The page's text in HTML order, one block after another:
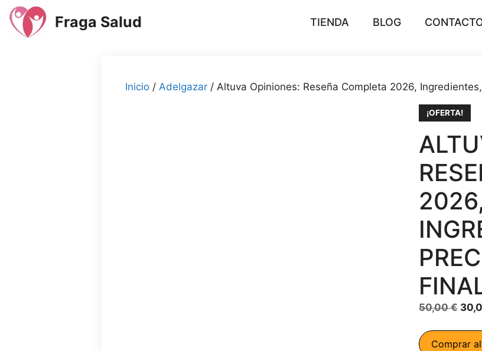
Saltar
contenido
Fraga Salud TIENDA BLOG
Inicio / Adelgazar / Altuva Opiniones: Reseña Completa 2026,
¡OFERTA!
50,00€ El
Comprar